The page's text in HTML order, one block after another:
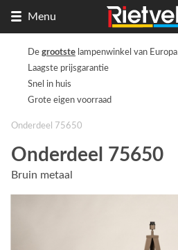
Menu
De grootste lampenwinkel van Europa
Laagste prijsgarantie
Snel in huis
Grote eigen voorraad
Onderdeel 75650
Onderdeel 75650
Bruin metaal